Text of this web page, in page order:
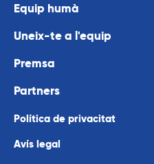
Equip humà
Uneix-te a l'equip
Premsa
Partners
Política de privacitat
Avís legal